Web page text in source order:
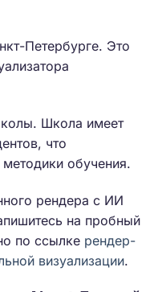
Петербурге. Это
Школа имеет
что
обучения.
рендера с ИИ
на пробный
по ссылке рендер-
визуализации.